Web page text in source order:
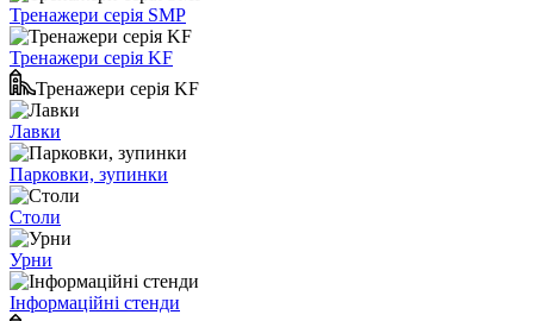
Тренажери серія SMP
Тренажери серія KF
Тренажери серія KF
Лавки
Парковки, зупинки
Столи
Урни
Інформаційні стенди